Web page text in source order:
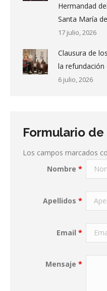
Hermandad
Santa María
17 julio, 2026
Clausura de
la refundación
6 julio, 2026
Formulario
Los campos marcados
Nombre*
Apellidos*
Email*
Mensaje*